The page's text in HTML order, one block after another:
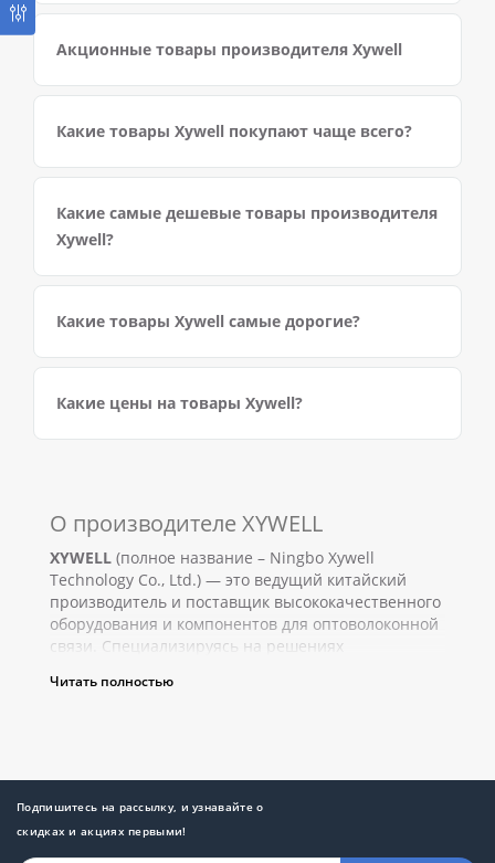
Акционные товары производителя Xywell
Какие товары Xywell покупают чаще всего?
Какие самые дешевые товары производителя
Xywell?
Какие товары Xywell самые дорогие?
Какие цены на товары Xywell?
О производителе XYWELL
XYWELL (полное название – Ningbo Xywell
Technology Co., Ltd.) — это ведущий китайский
производитель и поставщик высококачественного
оборудования и компонентов для оптоволоконной
связи. Специализируясь на решениях
продуктах для построения современных сетей,
интернет-провайдеров и системных интеграторов
по всему миру.
КРАТКАЯ ИСТОРИЯ СТАНОВЛЕНИЯ И
Читать полностью
Подпишитесь на рассылку, и узнавайте о
скидках и акциях первыми!